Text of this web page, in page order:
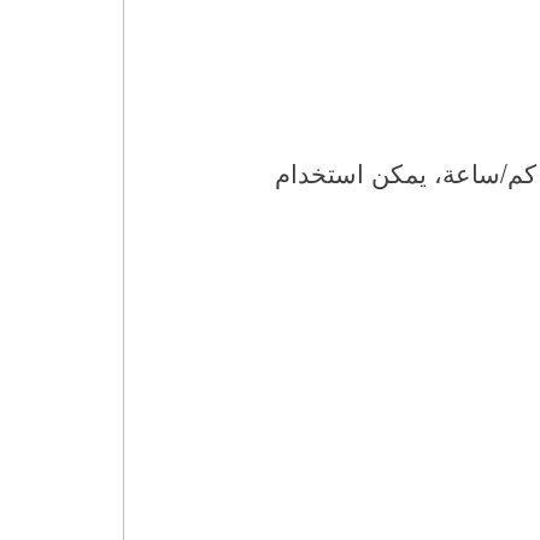
الزمن الذي تستغرقه السفينة لقطع مسافة 630 كم إذا كانت سرعتها 70 كم/ساعة، يمكن استخدام